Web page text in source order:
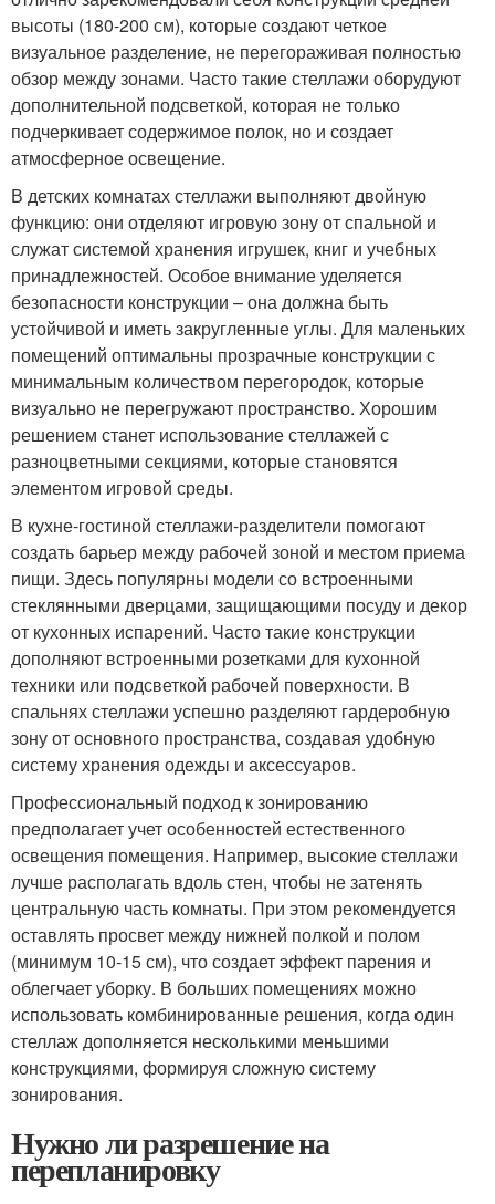
высоты (180-200 см), которые создают четкое
визуальное разделение, не перегораживая полностью
обзор между зонами. Часто такие стеллажи оборудуют
дополнительной подсветкой, которая не только
подчеркивает содержимое полок, но и создает
атмосферное освещение.
В детских комнатах стеллажи выполняют двойную
функцию: они отделяют игровую зону от спальной и
служат системой хранения игрушек, книг и учебных
принадлежностей. Особое внимание уделяется
безопасности конструкции – она должна быть
устойчивой и иметь закругленные углы. Для маленьких
помещений оптимальны прозрачные конструкции с
минимальным количеством перегородок, которые
визуально не перегружают пространство. Хорошим
решением станет использование стеллажей с
разноцветными секциями, которые становятся
элементом игровой среды.
В кухне-гостиной стеллажи-разделители помогают
создать барьер между рабочей зоной и местом приема
пищи. Здесь популярны модели со встроенными
стеклянными дверцами, защищающими посуду и декор
от кухонных испарений. Часто такие конструкции
дополняют встроенными розетками для кухонной
техники или подсветкой рабочей поверхности. В
спальнях стеллажи успешно разделяют гардеробную
зону от основного пространства, создавая удобную
систему хранения одежды и аксессуаров.
Профессиональный подход к зонированию
предполагает учет особенностей естественного
освещения помещения. Например, высокие стеллажи
лучше располагать вдоль стен, чтобы не затенять
центральную часть комнаты. При этом рекомендуется
оставлять просвет между нижней полкой и полом
(минимум 10-15 см), что создает эффект парения и
облегчает уборку. В больших помещениях можно
использовать комбинированные решения, когда один
стеллаж дополняется несколькими меньшими
конструкциями, формируя сложную систему
зонирования.
Нужно ли разрешение на
перепланировку